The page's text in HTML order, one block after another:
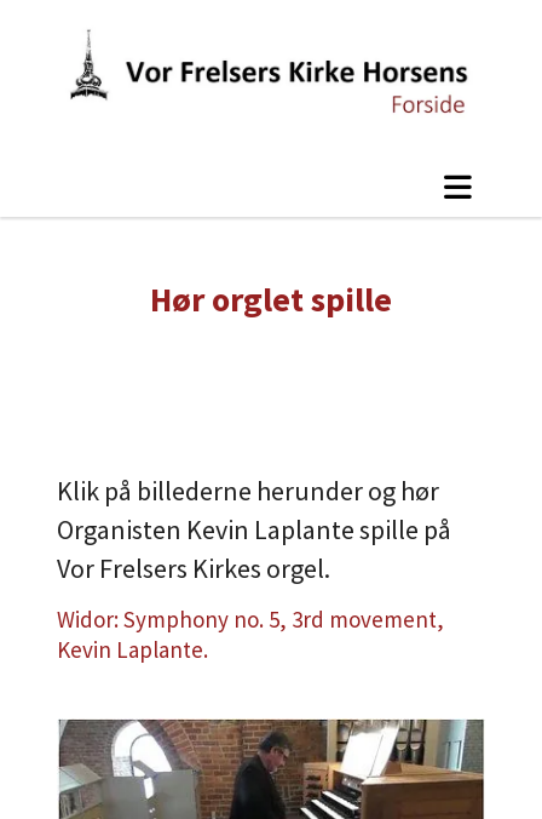
Hør orglet spille
Klik på billederne herunder og hør
Organisten Kevin Laplante spille på
Vor Frelsers Kirkes orgel.
Widor: Symphony no. 5, 3rd movement,
Kevin Laplante.